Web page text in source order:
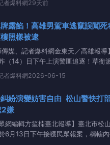
受困車陣之際破窗，將駕駛拉出車外
客車並敲擊擋風破璃。翻攝畫面 新
者爆料網29天前
露餡！高雄男駕車逃竄誤闖
照樣被逮
傳媒、記者爆料網金東天／高雄報
（14）日下午上演警匪追逐！草衙
，發現一輛白色自小客車懸掛的車牌
立即尾隨查證。不料43歲陸姓駕駛
奔，躲進附近公寓頂樓，仍遭警方
方進
者爆料網2026-06-15
紛演變妨害自由 松山警快打
2嫌
眾網編輯方笙楠臺北報導】臺北市松
6月13日下午接獲民眾報案，稱轄